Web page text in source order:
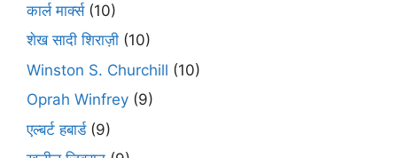
कार्ल मार्क्स(10)
शेख सादी शिराज़ी (10)
Winston S. Churchill (10)
Oprah Winfrey (9)
एल्बर्ट हबार्ड(9)